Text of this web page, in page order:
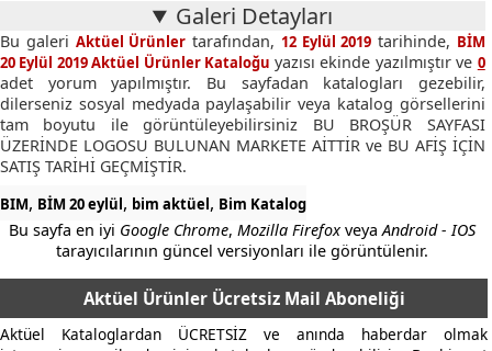
Galeri Detayları
Bu galeri Aktüel Ürünler tarafından, 12 Eylül 2019 tarihinde, BİM
20 Eylül 2019 Aktüel Ürünler Kataloğu yazısı ekinde yazılmıştır ve 0
adet yorum yapılmıştır. Bu sayfadan katalogları gezebilir,
dilerseniz sosyal medyada paylaşabilir veya katalog görsellerini
tam boyutu ile görüntüleyebilirsiniz BU BROŞÜR SAYFASI
ÜZERİNDE LOGOSU BULUNAN MARKETE AİTTİR ve BU AFİŞ İÇİN
SATIŞ TARİHİ GEÇMİŞTİR.
BIM, BİM 20 eylül, bim aktüel, Bim Katalog
Bu sayfa en iyi Google Chrome,Mozilla Firefox veyaAndroid - IOS
tarayıcılarının güncel versiyonları ile görüntülenir.
Aktüel Ürünler Ücretsiz Mail Aboneliği
Aktüel Kataloglardan ÜCRETSİZ ve anında haberdar olmak